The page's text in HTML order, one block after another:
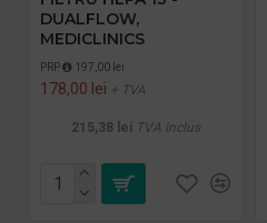
DUALFLOW,
MEDICLINICS
PRP 197,00 lei
178,00 lei + TVA
215,38 lei TVA inclus